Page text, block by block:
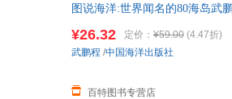
图说海洋:世界闻名的80海岛武
¥26.32 定价： ¥59.00 (4.47折)
百特图书专营店
武鹏程 /中国海洋出版社